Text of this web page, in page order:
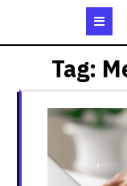
Tag: